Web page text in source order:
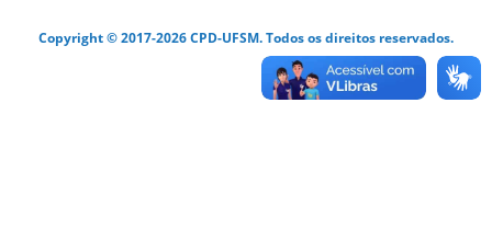
Copyright © 2017-2026 CPD-UFSM. Todos os direitos reservados.